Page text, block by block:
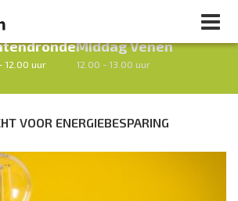
LIVE:
12.00 uur
Middag Venen
12.00 - 13.00 uur
Volgend uur
VOOR ENERGIEBESPARING